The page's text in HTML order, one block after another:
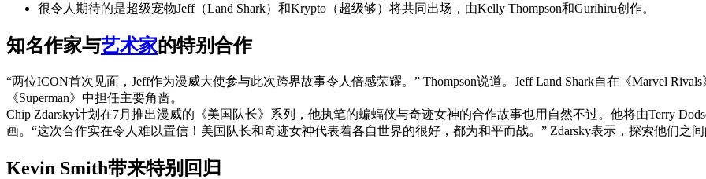
很令人期待的是超级宠物Jeff（Land Shark）和Krypto（超级够）将共同出场，由Kelly Thompson和Gurihiru创作。
知名作家与艺术家的特别合作
“两位ICON首次见面，Jeff作为漫威大使参与此次跨界故事令人倍感荣耀。” Thompson说道。Jeff Land Shark自在《Marvel
《Superman》中担任主要角啬。
Chip Zdarsky计划在7月推出漫威的《美国队长》系列，他执笔的蝙蝠侠与奇迹女神的合作故事也用自然不过。他将由Terry
画。“这次合作实在令人难以置信！美国队长和奇迹女神代表着各自世界的很好，都为和平而战。” Zdarsky表示，探索他们之
Kevin Smith带来特别回归